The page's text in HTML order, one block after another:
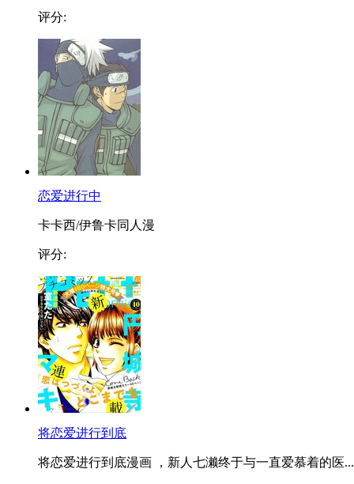
评分:
恋爱进行中
卡卡西/伊鲁卡同人漫
评分:
将恋爱进行到底
将恋爱进行到底漫画 ，新人七濑终于与一直爱慕着的医...